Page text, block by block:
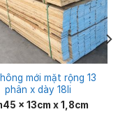
mới mặt rộng 13
phân x dày 18li
x 13cm x 1,8cm